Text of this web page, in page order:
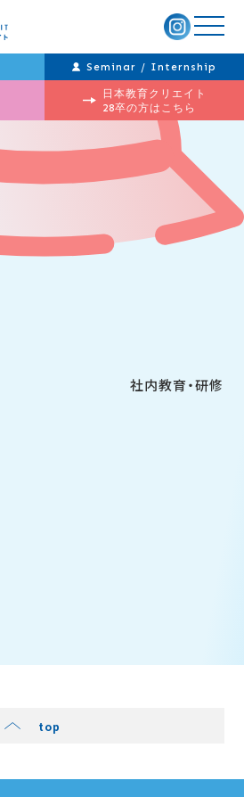
メ
ニ
ー
Seminar / Internship
日本教育クリエイト
28卒の方はこちら
社内教育・研修
top